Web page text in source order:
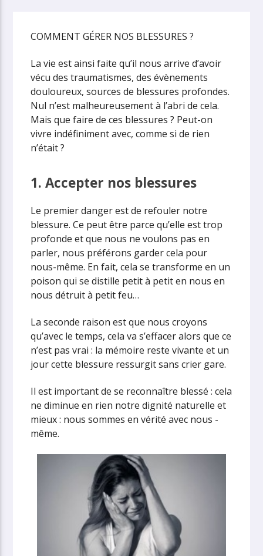
COMMENT GÉRER NOS BLESSURES ?
La vie est ainsi faite qu’il nous arrive d’avoir
vécu des traumatismes, des évènements
douloureux, sources de blessures profondes.
Nul n’est malheureusement à l’abri de cela.
Mais que faire de ces blessures ? Peut-on
vivre indéfiniment avec, comme si de rien
n’était ?
1. Accepter nos blessures
Le premier danger est de refouler notre
blessure. Ce peut être parce qu’elle est trop
profonde et que nous ne voulons pas en
parler, nous préférons garder cela pour
nous-même. En fait, cela se transforme en un
poison qui se distille petit à petit en nous en
nous détruit à petit feu…
La seconde raison est que nous croyons
qu’avec le temps, cela va s’effacer alors que ce
n’est pas vrai : la mémoire reste vivante et un
jour cette blessure ressurgit sans crier gare.
Il est important de se reconnaître blessé : cela
ne diminue en rien notre dignité naturelle et
mieux : nous sommes en vérité avec nous -
même.